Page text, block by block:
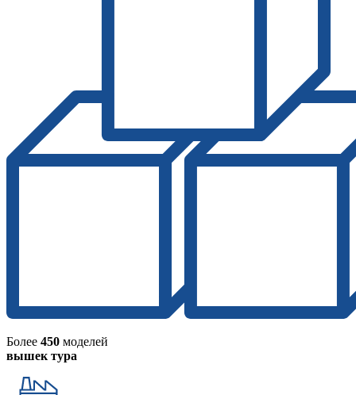
Более 450 моделей
вышек тура